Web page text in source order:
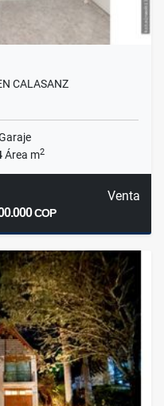
CALASANZ
Área m2
Venta
COP